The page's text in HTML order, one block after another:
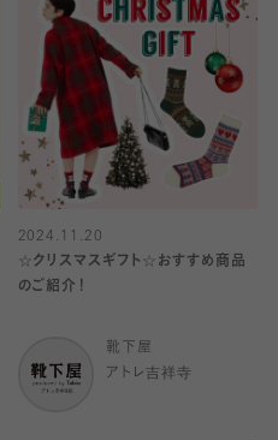
2024.11.20
☆クリスマスギフト☆おすすめ商品
のご紹介！
靴下屋
アトレ吉祥寺